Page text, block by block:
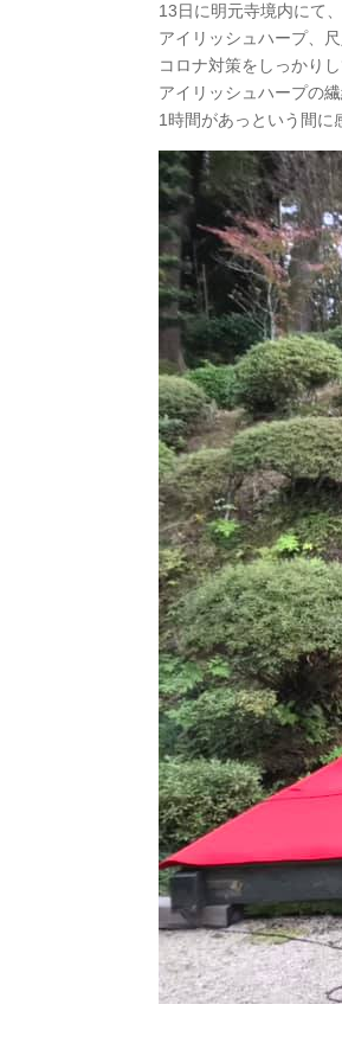
13日に明元寺境内にて
アイリッシュハープ、
コロナ対策をしっかり
アイリッシュハープの
1時間があっという間に